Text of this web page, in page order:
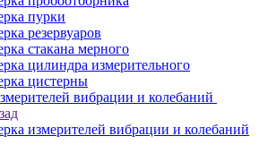
пурки
резервуаров
стакана мерного
цилиндра измерительного
цистерны
вибрации и колебаний
измерителей вибрации и колебаний